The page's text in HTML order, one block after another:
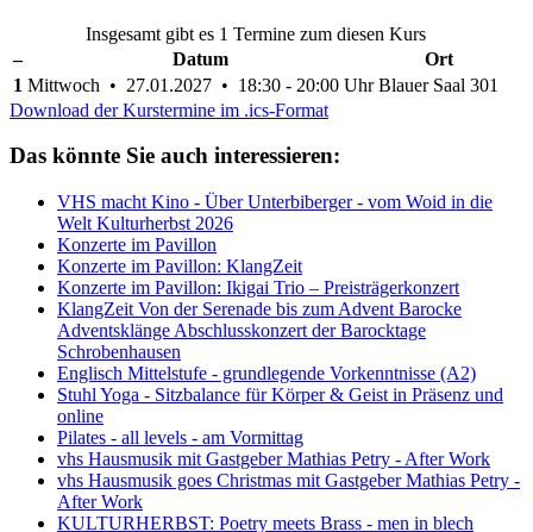
Insgesamt gibt es 1 Termine zum diesen Kurs
–
Datum
Ort
1 Mittwoch • 27.01.2027 • 18:30 - 20:00 Uhr Blauer Saal 301
Download der Kurstermine im .ics-Format
Das könnte Sie auch interessieren:
VHS macht Kino - Über Unterbiberger - vom Woid in die
Welt Kulturherbst 2026
Konzerte im Pavillon
Konzerte im Pavillon: KlangZeit
Konzerte im Pavillon: Ikigai Trio – Preisträgerkonzert
KlangZeit Von der Serenade bis zum Advent Barocke
Adventsklänge Abschlusskonzert der Barocktage
Schrobenhausen
Englisch Mittelstufe - grundlegende Vorkenntnisse (A2)
Stuhl Yoga - Sitzbalance für Körper & Geist in Präsenz und
online
Pilates - all levels - am Vormittag
vhs Hausmusik mit Gastgeber Mathias Petry - After Work
vhs Hausmusik goes Christmas mit Gastgeber Mathias Petry -
After Work
KULTURHERBST: Poetry meets Brass - men in blech